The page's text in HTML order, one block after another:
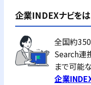
企業INDEXナビを
全国約
Search連
まで可能
企業